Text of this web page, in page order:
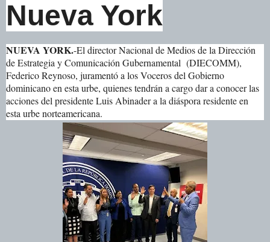
Nueva York
NUEVA YORK.-El director Nacional de Medios de la Dirección
de Estrategia y Comunicación Gubernamental (DIECOMM),
Federico Reynoso, juramentó a los Voceros del Gobierno
dominicano en esta urbe, quienes tendrán a cargo dar a conocer las
acciones del presidente Luis Abinader a la diáspora residente en
esta urbe norteamericana.